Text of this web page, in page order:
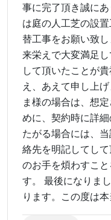
事に完了頂き誠に
は庭の人工芝の設
替工事をお願い致
来栄えで大変満足
して頂いたことが
え、あえて申し上
ま様の場合は、想
めに、契約時に詳
たがる場合には、
絡先を明記してし
のお手を煩わすこ
す。 最後になりま
ります。この度は